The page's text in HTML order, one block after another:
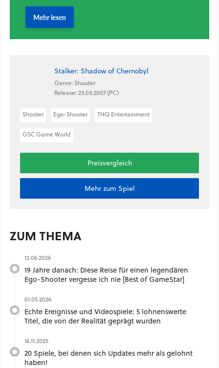
Stalker: Shadow of Chernobyl
Genre: Shooter
Release: 23.03.2007 (PC)
Shooter Ego-Shooter THQ Entertainment
GSC Game World
Preisvergleich
Mehr zum Spiel
ZUM THEMA
12.06.2026
19 Jahre danach: Diese Reise für einen legendären
Ego-Shooter vergesse ich nie [Best of GameStar]
01.05.2026
Echte Ereignisse und Videospiele: 5 lohnenswerte
Titel, die von der Realität geprägt wurden
16.11.2025
20 Spiele, bei denen sich Updates mehr als gelohnt
haben!